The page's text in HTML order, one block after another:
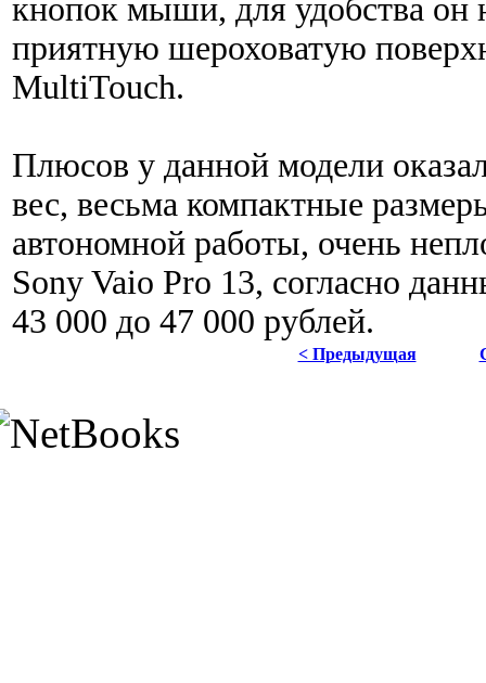
кнопок мыши, для удобства он
приятную шероховатую
MultiTouch.
Плюсов у данной модели
вес, весьма компактные
автономной работы, очень
Sony Vaio Pro 13, согласно
43 000 до 47 000 рублей.
< Предыдущая